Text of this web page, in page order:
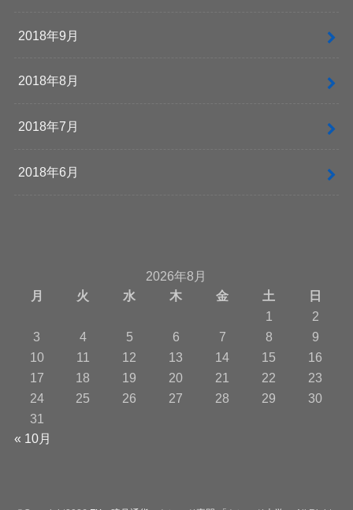
2018年9月
2018年8月
2018年7月
2018年6月
2026年8月
月
火 水 木 金 土
日
1
2
3
4 5 6 7 8
9
10
11 12 13 14 15
16
17
18 19 20 21 22
23
24
25 26 27 28 29
30
31
« 10月